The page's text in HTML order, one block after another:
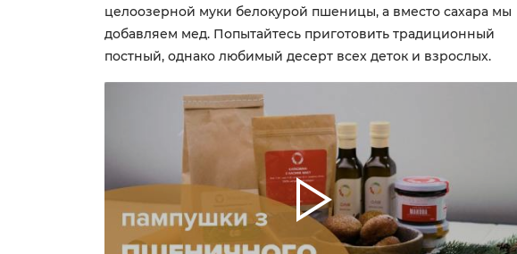
целоозерной муки белокурой пшеницы, а вместо сахара мы
добавляем мед. Попытайтесь приготовить традиционный
постный, однако любимый десерт всех деток и взрослых.